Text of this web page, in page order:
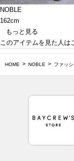
NOBLE
162cm
もっと見る
このアイテムを見た人は
HOME NOBLE ファッ